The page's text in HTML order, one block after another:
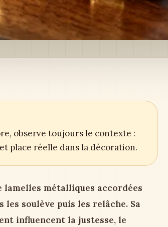
observe toujours le contexte :
place réelle dans la décoration.
lamelles métalliques accordées
soulève puis les relâche. Sa
influencent la justesse, le